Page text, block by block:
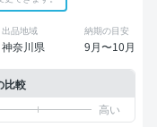
出品地域
神奈川県
納期の目安
9月〜10月
比較